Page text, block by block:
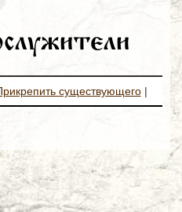
существующего|